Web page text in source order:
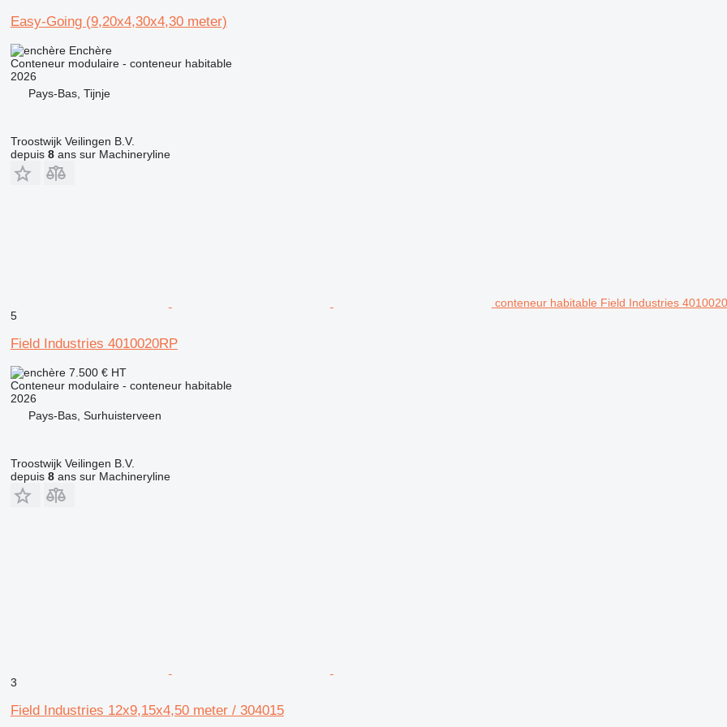
Easy-Going (9,20x4,30x4,30 meter)
Enchère
Conteneur modulaire - conteneur habitable
2026
Pays-Bas, Tijnje
Troostwijk Veilingen B.V.
depuis 8ans sur Machineryline
conteneur habitable Field Industries
5
Field Industries 4010020RP
7.500 € HT
Conteneur modulaire - conteneur habitable
2026
Pays-Bas, Surhuisterveen
Troostwijk Veilingen B.V.
depuis 8ans sur Machineryline
3
Field Industries 12x9,15x4,50 meter / 304015